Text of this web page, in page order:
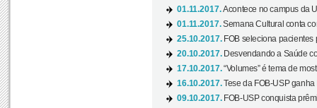
01.11.2017.Acontece no campus da
01.11.2017.Semana Cultural conta
25.10.2017. FOB seleciona pacientes
20.10.2017. Desvendando a Saúde
17.10.2017.“Volumes” é tema de
16.10.2017.Tese da FOB-USP
09.10.2017. FOB-USP conquista